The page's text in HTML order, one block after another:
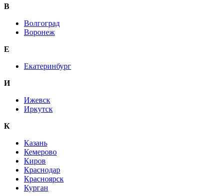
В
Волгоград
Воронеж
E
Екатеринбург
И
Ижевск
Иркутск
К
Казань
Кемерово
Киров
Краснодар
Красноярск
Курган